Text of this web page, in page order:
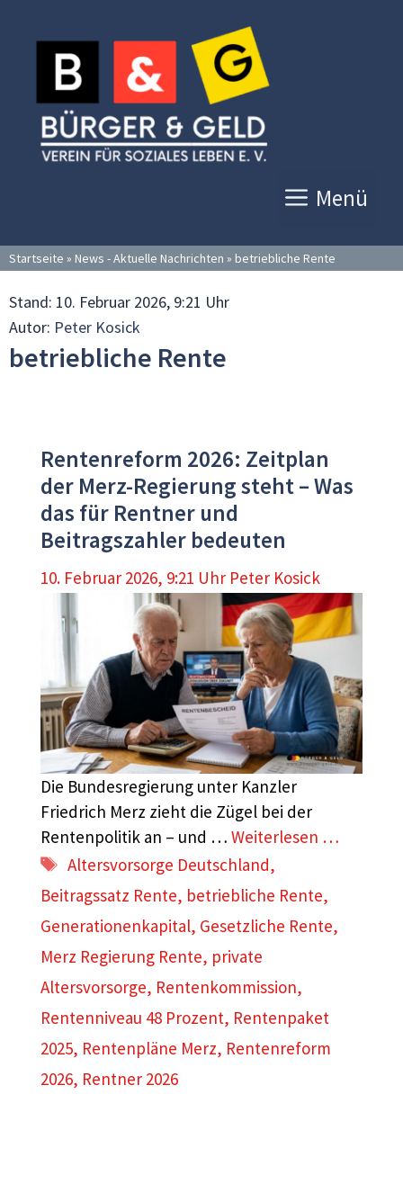
Inhalt
springen
Menü
Startseite » News - Aktuelle Nachrichten » betriebliche Rente
Stand: 10. Februar 2026, 9:21 Uhr
Autor: Peter Kosick
betriebliche Rente
Rentenreform 2026: Zeitplan
der Merz-Regierung steht – Was
das für Rentner und
Beitragszahler bedeuten
10. Februar 2026, 9:21 Uhr Peter Kosick
Die Bundesregierung unter Kanzler
Friedrich Merz zieht die Zügel bei der
Rentenpolitik an – und … Weiterlesen …
Schlagwörter
Altersvorsorge Deutschland,
Beitragssatz Rente, betriebliche Rente,
Generationenkapital, Gesetzliche Rente,
Merz Regierung Rente, private
Altersvorsorge, Rentenkommission,
Rentenniveau 48 Prozent, Rentenpaket
2025, Rentenpläne Merz, Rentenreform
2026, Rentner 2026